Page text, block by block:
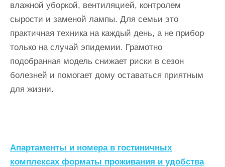
влажной уборкой, вентиляцией, контролем
сырости и заменой лампы. Для семьи это
практичная техника на каждый день, а не прибор
только на случай эпидемии. Грамотно
подобранная модель снижает риски в сезон
болезней и помогает дому оставаться приятным
для жизни.
Н
Апартаменты и номера в гостиничных
комплексах форматы проживания и удобства